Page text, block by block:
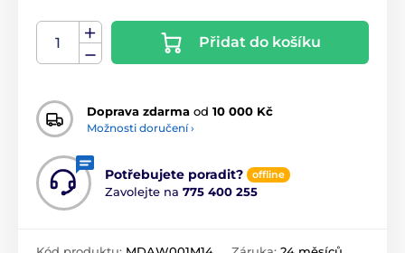
Přidat do košíku
Doprava zdarma od 10 000 Kč
Možnosti doručení ›
Potřebujete poradit? offline
Zavolejte na 775 400 255